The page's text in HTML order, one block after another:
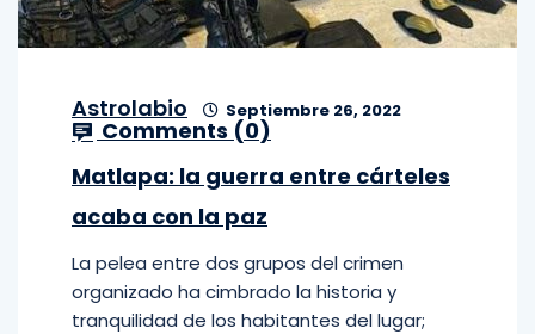
Astrolabio Septiembre 26, 2022
Comments (0)
Matlapa: la guerra entre cárteles
acaba con la paz
La pelea entre dos grupos del crimen
organizado ha cimbrado la historia y
tranquilidad de los habitantes del lugar;